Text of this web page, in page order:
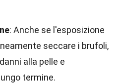
: Anche se l'esposizione
seccare i brufoli,
alla pelle e
termine.